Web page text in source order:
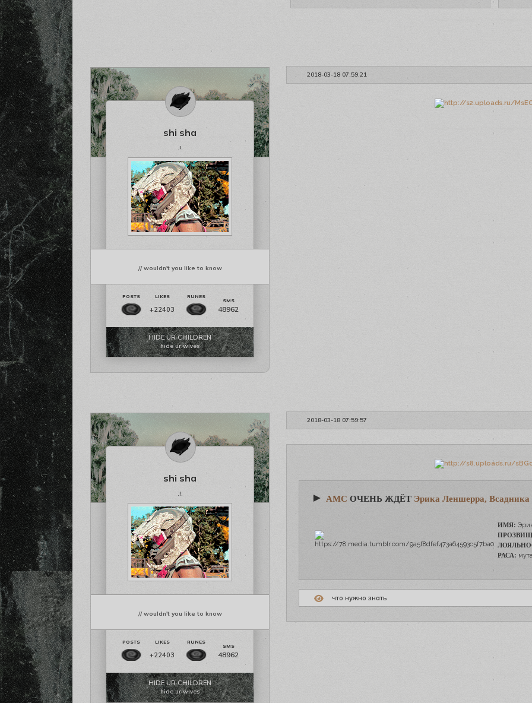
2018-03-18 07:59:21
shi sha
.!.
// wouldn't you like to know
+22403 48962
HIDE UR CHILDREN
hide ur wives
2018-03-18 07:59:57
shi sha
.!.
// wouldn't you like to know
+22403 48962
HIDE UR CHILDREN
hide ur wives
► АМС ОЧЕНЬ ЖДЁТ Эрика Леншерра, Всадника
ИМЯ:
РАСА:
что нужно знать